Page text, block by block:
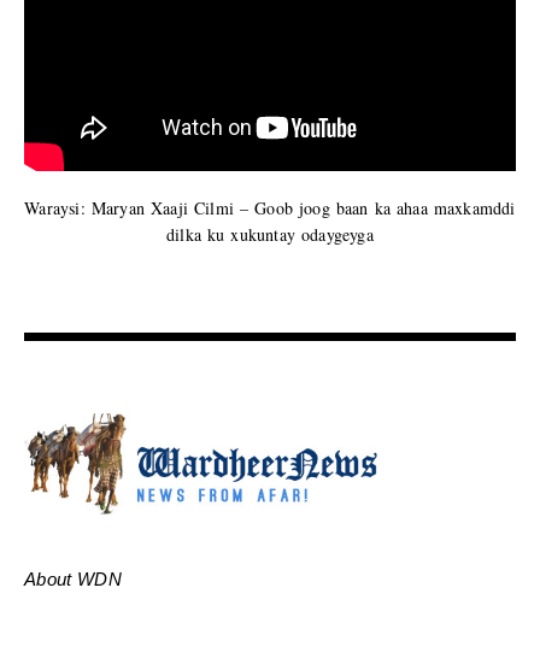
Waraysi: Maryan Xaaji Cilmi – Goob joog baan ka ahaa maxkamddi
dilka ku xukuntay odaygeyga
About WDN